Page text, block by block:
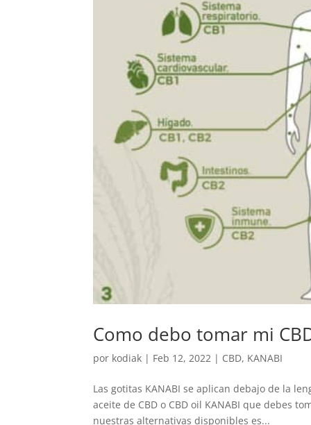
Como debo tomar mi
por kodiak | Feb 12, 2022 | CBD, KANABI
Las gotitas KANABI se aplican debajo de la
aceite de CBD o CBD oil KANABI que debes
nuestras alternativas disponibles es...